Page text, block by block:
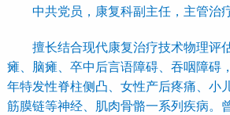
中共党员，康复科副主任，主管治
擅长结合现代康复治疗技术物理评
瘫、脑瘫、卒中后言语障碍、吞咽障碍
年特发性脊柱侧凸、女性产后疼痛、小
筋膜链等神经、肌肉骨骼一系列疾病。